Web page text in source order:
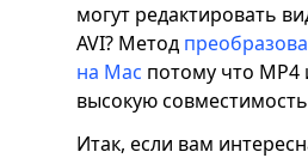
могут редактировать
AVI? Метод
на Mac потому что MP4
высокую
Итак, если вам